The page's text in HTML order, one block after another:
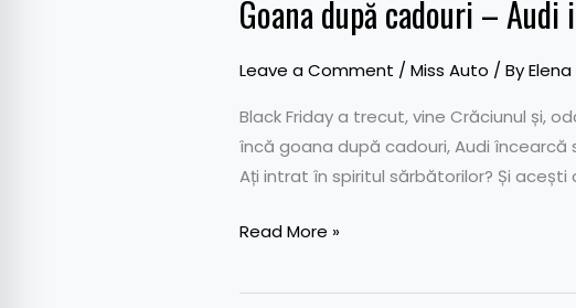
Goana după cadouri –
Leave a Comment / Miss Auto / By
Black Friday a trecut, vine Crăciunul și,
încă goana după cadouri, Audi
Ați intrat în spiritul sărbătorilor? Și
Read More »